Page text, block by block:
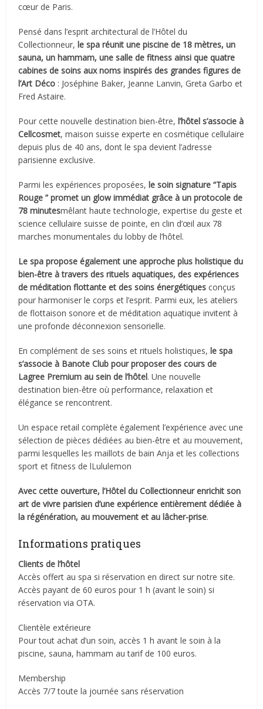
cœur de Paris.
Pensé dans l’esprit architectural de l’Hôtel du
Collectionneur,le spa réunit une piscine de 18 mètres, un
sauna, un hammam, une salle de fitness ainsi que quatre
cabines de soins aux noms inspirés des grandes figures de
l’Art Déco : Joséphine Baker, Jeanne Lanvin, Greta Garbo et
Fred Astaire.
Pour cette nouvelle destination bien-être,l’hôtel s’associe à
Cellcosmet, maison suisse experte en cosmétique cellulaire
depuis plus de 40 ans, dont le spa devient l’adresse
parisienne exclusive.
Parmi les expériences proposées,le soin signature “Tapis
Rouge ” promet un glow immédiat grâce à un protocole de
78 minutesmêlant haute technologie, expertise du geste et
science cellulaire suisse de pointe, en clin d’œil aux 78
marches monumentales du lobby de l’hôtel.
Le spa propose également une approche plus holistique du
bien-être à travers des rituels aquatiques, des expériences
de méditation flottante et des soins énergétiquesconçus
pour harmoniser le corps et l’esprit. Parmi eux, les ateliers
de flottaison sonore et de méditation aquatique invitent à
une profonde déconnexion sensorielle.
En complément de ses soins et rituels holistiques,le spa
s’associe à Banote Club pour proposer des cours de
Lagree Premium au sein de l’hôtel. Une nouvelle
destination bien-être où performance, relaxation et
élégance se rencontrent.
Un espace retail complète également l’expérience avec une
sélection de pièces dédiées au bien-être et au mouvement,
parmi lesquelles les maillots de bain Anja et les collections
sport et fitness de lLululemon
Avec cette ouverture, l’Hôtel du Collectionneur enrichit son
art de vivre parisien d’une expérience entièrement dédiée à
la régénération, au mouvement et au lâcher-prise.
Informations pratiques
Clients de l’hôtel
Accès offert au spa si réservation en direct sur notre site.
Accès payant de 60 euros pour 1 h (avant le soin) si
réservation via OTA.
Clientèle extérieure
Pour tout achat d’un soin, accès 1 h avant le soin à la
piscine, sauna, hammam au tarif de 100 euros.
Membership
Accès 7/7 toute la journée sans réservation